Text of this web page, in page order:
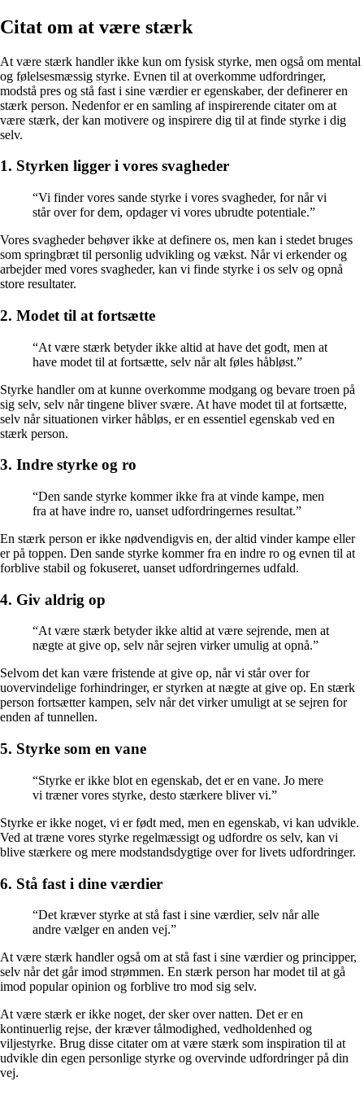
Citat om at være stærk
At være stærk handler ikke kun om fysisk styrke, men også om mental
og følelsesmæssig styrke. Evnen til at overkomme udfordringer,
modstå pres og stå fast i sine værdier er egenskaber, der definerer en
stærk person. Nedenfor er en samling af inspirerende citater om at
være stærk, der kan motivere og inspirere dig til at finde styrke i dig
selv.
1. Styrken ligger i vores svagheder
“Vi finder vores sande styrke i vores svagheder, for når vi
står over for dem, opdager vi vores ubrudte potentiale.”
Vores svagheder behøver ikke at definere os, men kan i stedet bruges
som springbræt til personlig udvikling og vækst. Når vi erkender og
arbejder med vores svagheder, kan vi finde styrke i os selv og opnå
store resultater.
2. Modet til at fortsætte
“At være stærk betyder ikke altid at have det godt, men at
have modet til at fortsætte, selv når alt føles håbløst.”
Styrke handler om at kunne overkomme modgang og bevare troen på
sig selv, selv når tingene bliver svære. At have modet til at fortsætte,
selv når situationen virker håbløs, er en essentiel egenskab ved en
stærk person.
3. Indre styrke og ro
“Den sande styrke kommer ikke fra at vinde kampe, men
fra at have indre ro, uanset udfordringernes resultat.”
En stærk person er ikke nødvendigvis en, der altid vinder kampe eller
er på toppen. Den sande styrke kommer fra en indre ro og evnen til at
forblive stabil og fokuseret, uanset udfordringernes udfald.
4. Giv aldrig op
“At være stærk betyder ikke altid at være sejrende, men at
nægte at give op, selv når sejren virker umulig at opnå.”
Selvom det kan være fristende at give op, når vi står over for
uovervindelige forhindringer, er styrken at nægte at give op. En stærk
person fortsætter kampen, selv når det virker umuligt at se sejren for
enden af tunnellen.
5. Styrke som en vane
“Styrke er ikke blot en egenskab, det er en vane. Jo mere
vi træner vores styrke, desto stærkere bliver vi.”
Styrke er ikke noget, vi er født med, men en egenskab, vi kan udvikle.
Ved at træne vores styrke regelmæssigt og udfordre os selv, kan vi
blive stærkere og mere modstandsdygtige over for livets udfordringer.
6. Stå fast i dine værdier
“Det kræver styrke at stå fast i sine værdier, selv når alle
andre vælger en anden vej.”
At være stærk handler også om at stå fast i sine værdier og principper,
selv når det går imod strømmen. En stærk person har modet til at gå
imod popular opinion og forblive tro mod sig selv.
At være stærk er ikke noget, der sker over natten. Det er en
kontinuerlig rejse, der kræver tålmodighed, vedholdenhed og
viljestyrke. Brug disse citater om at være stærk som inspiration til at
udvikle din egen personlige styrke og overvinde udfordringer på din
vej.